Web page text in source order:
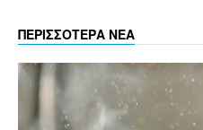
ΠΕΡΙΣΣΟΤΕΡΑ ΝΕΑ